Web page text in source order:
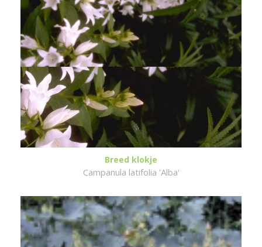
Breed klokje
Campanula latifolia 'Alba'